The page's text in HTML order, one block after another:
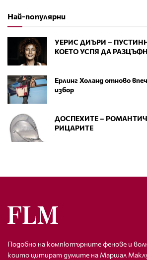
Най-популярни
УЕРИС ДИЪРИ –
КОЕТО УСПЯ ДА
Ерлинг Холанд отново
избор
ДОСПЕХИТЕ –
РИЦАРИТЕ
Подобно на компютърните фенове и
които цитират думите на Маршал